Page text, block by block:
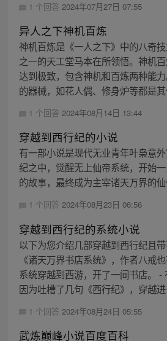
1 个回答 2024年07月27日 07:55
异人之下神机百炼
神机百炼是《一人之下》中的八奇
之一的天工堂马本在所领悟。神机
达到极致，包含神机和百炼两种能
的器械，如花人偶、修身炉等都是
1 个回答 2024年08月14日 13:44
穿越到西行纪的小说
有一部小说是现代无业青年叶枭意
纪之中，觉醒无上仙帝系统，开始
的故事，最终成为主宰诸天万界的仙
1 个回答 2024年08月23日 06:56
穿越到西行纪的系统小说
以下为您介绍几部穿越到西行纪且
《诸天万界书店系统》，作者八戒
系统穿越到西游，开了一间书店。 -
因为吐槽了几句《西行纪》，穿越
1 个回答 2024年08月24日 05:55
武炼巅峰小说百度百科